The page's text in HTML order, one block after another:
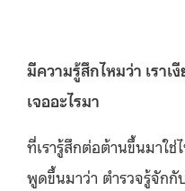
มีความรู้สึกไหมว่า เราเ
เจออะไรมา
ที่เรารู้สึกต่อต้านขึ้นมาใช่
พูดขึ้นมาว่า ตำรวจรู้จักกั